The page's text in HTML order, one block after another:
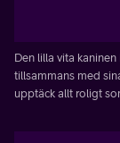
Den lilla vita
tillsammans med
upptäck allt roligt